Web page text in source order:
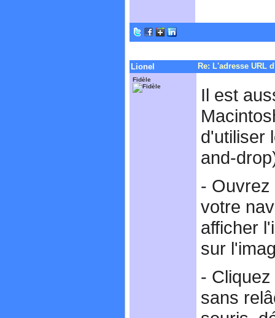
Lionel Re: L'adresse URL
Fidèle
Il est
d'utiliser
and-
- Ouvrez
votre
afficher
sur
-
sans